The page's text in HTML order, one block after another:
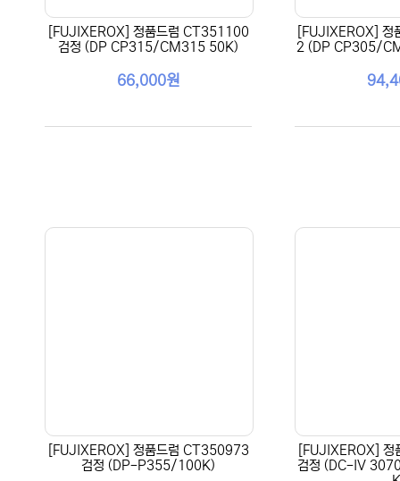
[FUJIXEROX] 정품드럼 CT351100
검정 (DP CP315/CM315 50K)
66,000원
[FUJIXEROX]
2 (DP CP305/
[FUJIXEROX] 정품드럼 CT350973
검정 (DP-P355/100K)
[FUJIXEROX]
검정 (DC-IV